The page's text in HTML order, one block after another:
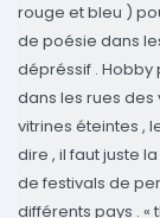
rouge et bleu )
de poésie dans
dépréssif . Hobby
dans les rues des
vitrines éteintes ,
dire , il faut juste
de festivals de
différents pays . «